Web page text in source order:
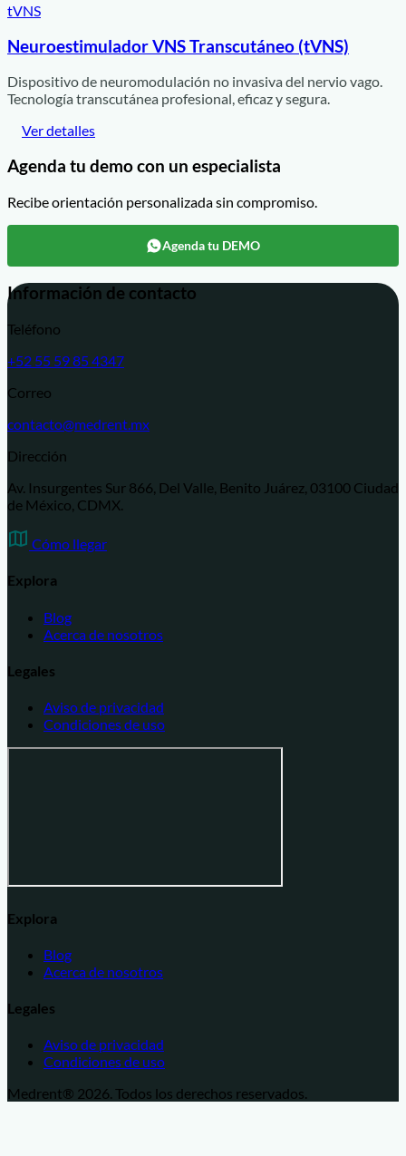
tVNS
Neuroestimulador VNS Transcutáneo (tVNS)
Dispositivo de neuromodulación no invasiva del nervio vago.
Tecnología transcutánea profesional, eficaz y segura.
Ver detalles
Agenda tu demo con un especialista
Recibe orientación personalizada sin compromiso.
Agenda tu DEMO
Información de contacto
Teléfono
+52 55 59 85 4347
Correo
contacto@medrent.mx
Dirección
Av. Insurgentes Sur 866, Del Valle, Benito Juárez, 03100 Ciudad
de México, CDMX.
Cómo llegar
Explora
Blog
Acerca de nosotros
Legales
Aviso de privacidad
Condiciones de uso
Explora
Blog
Acerca de nosotros
Legales
Aviso de privacidad
Condiciones de uso
Medrent® 2026. Todos los derechos reservados.